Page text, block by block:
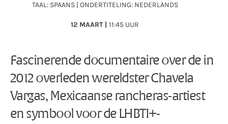
TAAL: SPAANS | ONDERTITELING: NEDERLANDS
12 MAART |11:45 UUR
Fascinerende documentaire over de in
2012 overleden wereldster Chavela
Vargas, Mexicaanse rancheras-artiest
en symbool voor de LHBTI+-